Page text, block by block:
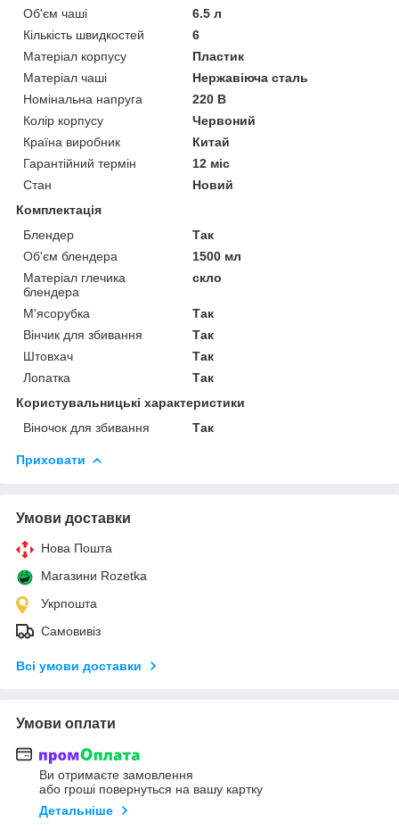
Об'єм чаші
6.5 л
Кількість швидкостей
6
Матеріал корпусу
Пластик
Матеріал чаші
Нержавіюча сталь
Номінальна напруга
220 В
Колір корпусу
Червоний
Країна виробник
Китай
Гарантійний термін
12 міс
Стан
Новий
Комплектація
Блендер
Так
Об'єм блендера
1500 мл
Матеріал глечика
блендера
скло
М'ясорубка
Так
Вінчик для збивання
Так
Штовхач
Так
Лопатка
Так
Користувальницькі характеристики
Віночок для збивання
Так
Приховати
Умови доставки
Нова Пошта
Магазини Rozetka
Укрпошта
Самовивіз
Всі умови доставки
Умови оплати
Ви отримаєте замовлення
або гроші повернуться на вашу картку
Детальніше